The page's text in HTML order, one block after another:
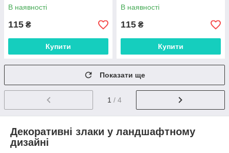
В наявності
115 ₴
Купити
В наявності
115 ₴
Купити
Показати ще
1 / 4
Декоративні злаки у ландшафтному
дизайні